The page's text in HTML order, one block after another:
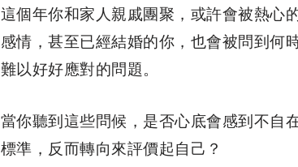
這個年你和家人親戚團聚，或許會被熱心
感情，甚至已經結婚的你，也會被問到
難以好好應對的問題。
當你聽到這些問候，是否心底會感到不自
標準，反而轉向來評價起自己？